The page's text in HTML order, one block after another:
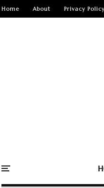
Home About Privacy Policy